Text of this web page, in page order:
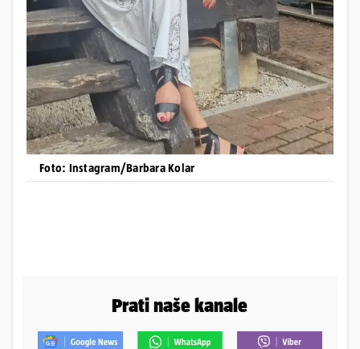
Foto: Instagram/Barbara Kolar
Prati naše kanale